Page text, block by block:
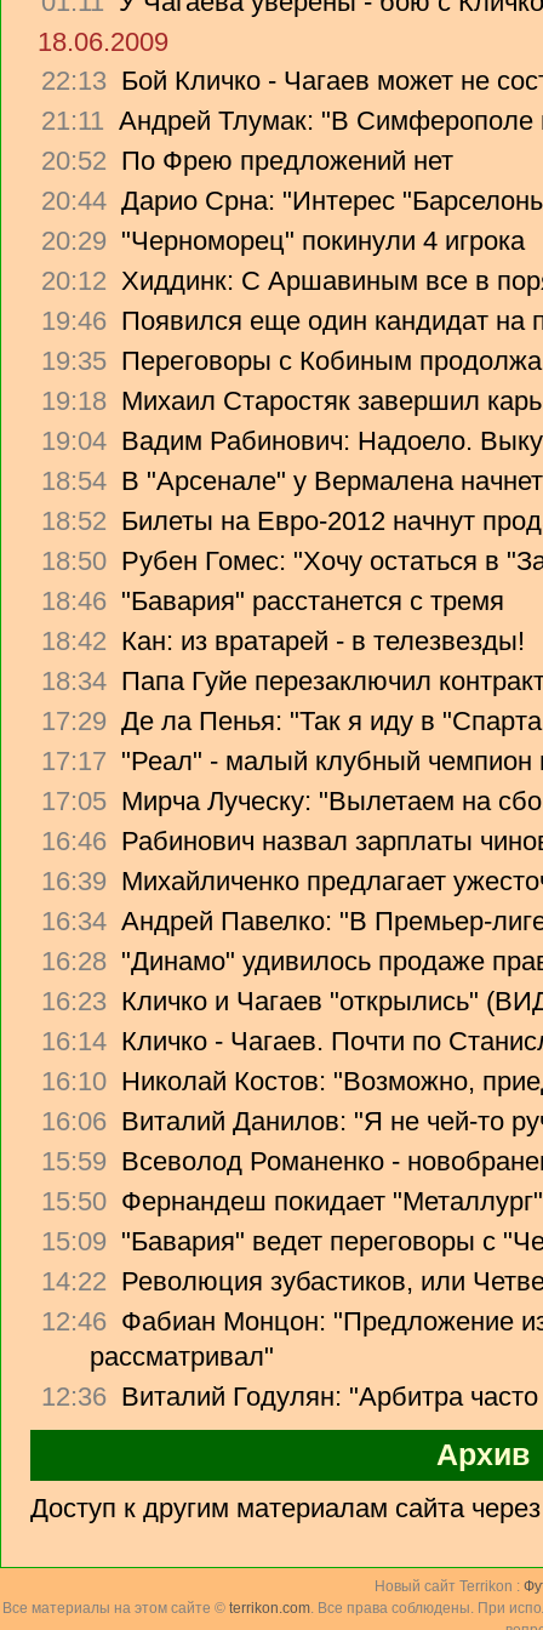
18.06.2009
22:13 Бой Кличко - Чагаев может не
21:11 Андрей Тлумак: "В Симферополе
20:52 По Фрею предложений нет
20:44 Дарио Срна: "Интерес
20:29 "Черноморец" покинули 4 игрока
20:12 Хиддинк: С Аршавиным все в
19:46 Появился еще один кандидат на
19:35 Переговоры с Кобиным
19:18 Михаил Старостяк завершил
19:04 Вадим Рабинович: Надоело.
18:54 В "Арсенале" у Вермалена
18:52 Билеты на Евро-2012 начнут
18:50 Рубен Гомес: "Хочу остаться в
18:46 "Бавария" расстанется с тремя
18:42 Кан: из вратарей - в телезвезды!
18:34 Папа Гуйе перезаключил
17:29 Де ла Пенья: "Так я иду в
17:17 "Реал" - малый клубный чемпион
17:05 Мирча Луческу: "Вылетаем на
16:46 Рабинович назвал зарплаты
16:39 Михайличенко предлагает
16:34 Андрей Павелко: "В Премьер-
16:28 "Динамо" удивилось продаже
16:23 Кличко и Чагаев "открылись"
16:14 Кличко - Чагаев. Почти по
16:10 Николай Костов: "Возможно,
16:06 Виталий Данилов: "Я не чей-то
15:59 Всеволод Романенко -
15:50 Фернандеш покидает "Металлург"
15:09 "Бавария" ведет переговоры с
14:22 Революция зубастиков, или
12:46 Фабиан Монцон: "Предложение
рассматривал"
12:36 Виталий Годулян: "Арбитра
Архив
Доступ к другим материалам сайта
Новый сайт Terrikon :
Все материалы на этом сайте © terrikon.com. Все права соблюдены. При